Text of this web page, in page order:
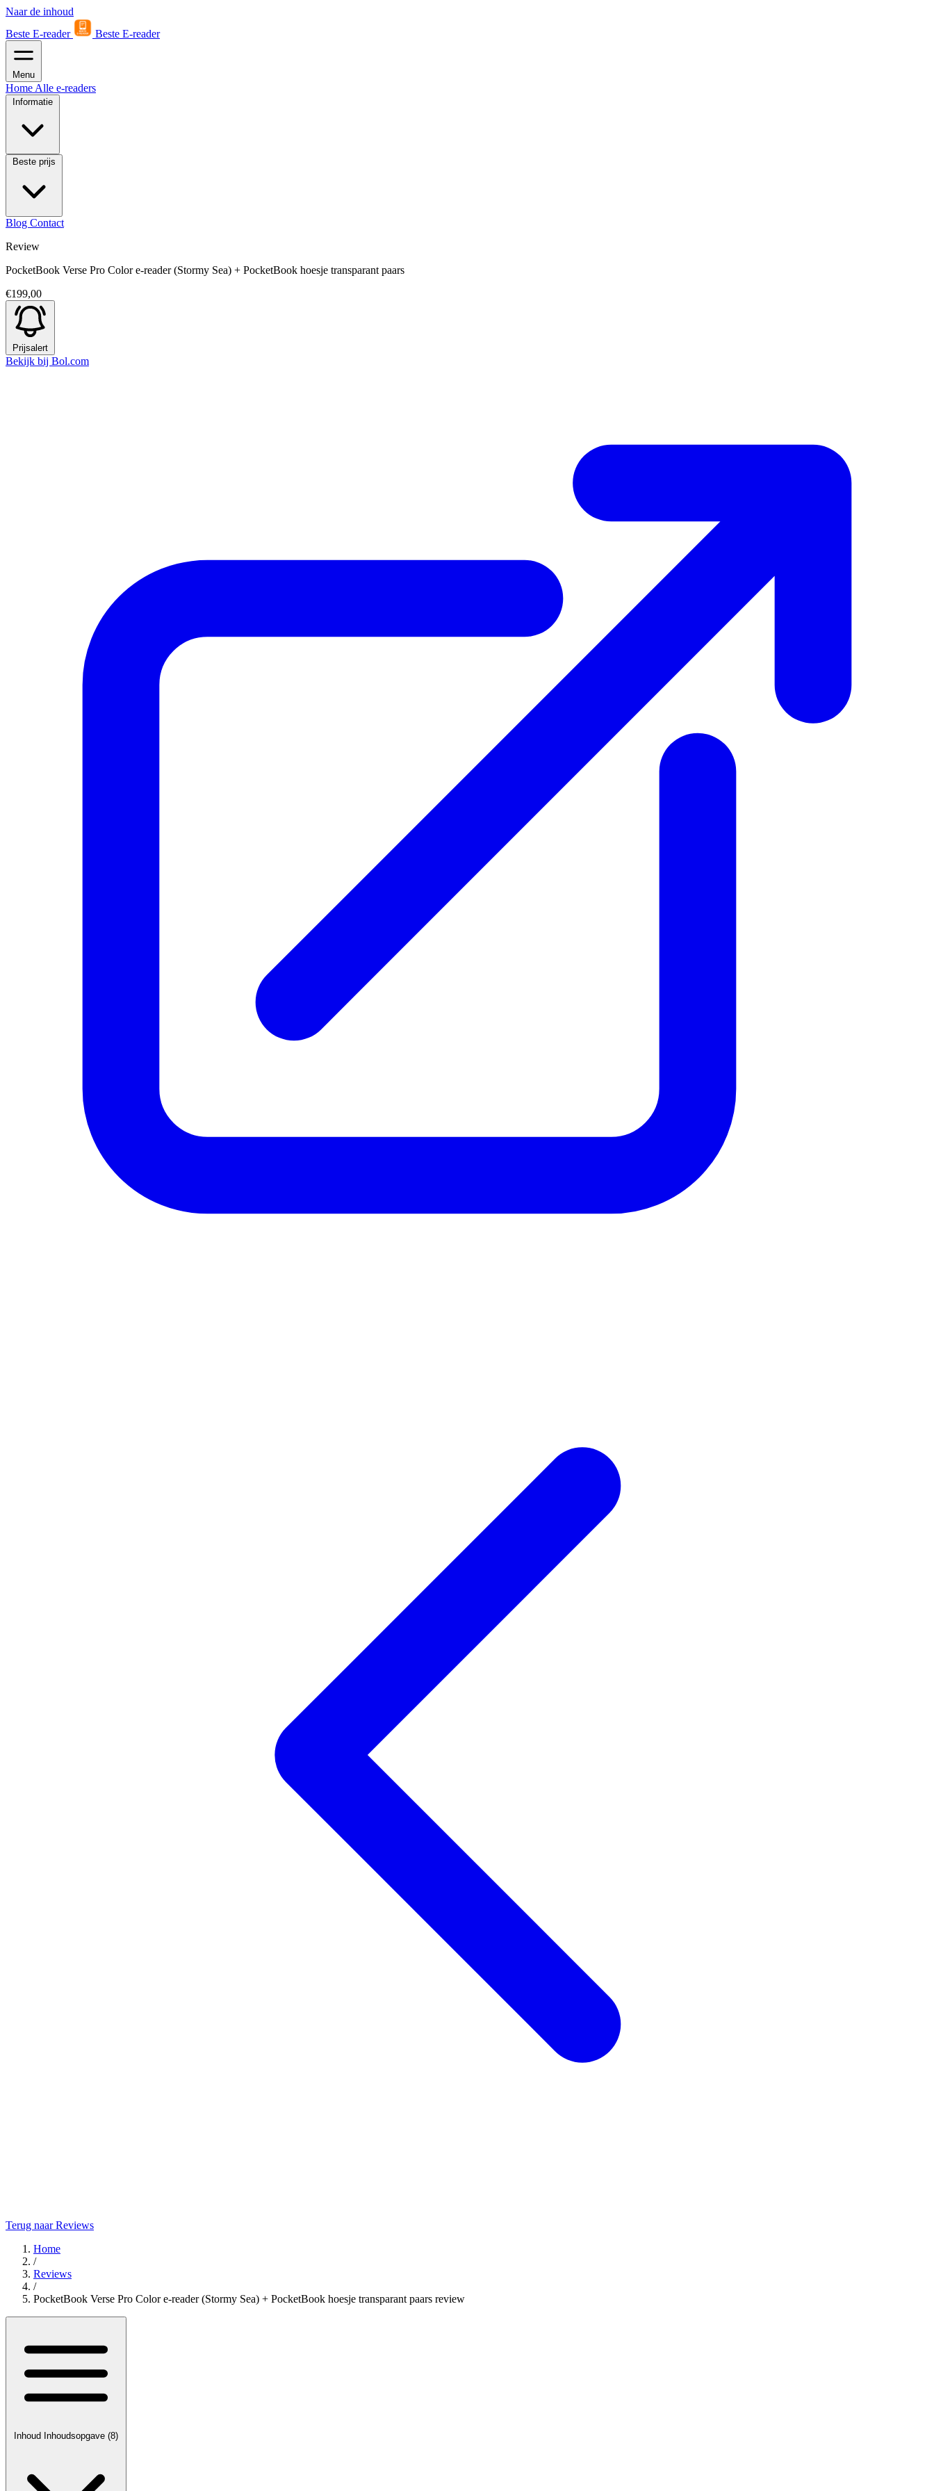
Naar de inhoud
Beste E-reader
Beste E-reader
Menu
Home Alle e-readers
Informatie
Beste prijs
Blog Contact
Review
PocketBook Verse Pro Color e-reader (Stormy Sea) + PocketBook hoesje transparant paars
€199,00
Prijsalert
Bekijk bij Bol.com
Terug naar Reviews
Home
/
Reviews
/
PocketBook Verse Pro Color e-reader (Stormy Sea) + PocketBook hoesje transparant paars review
Inhoud Inhoudsopgave (8)